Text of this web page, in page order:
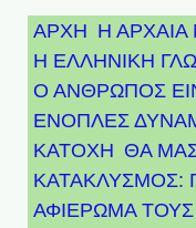
ΑΡΧΗ Η
Η ΕΛΛΗΝΙΚΗ
Ο ΑΝΘΡΩΠΟΣ
ΕΝΟΠΛΕΣ
ΚΑΤΟΧΗ ΘΑ
ΚΑΤΑΚΛΥΣΜΟΣ:
ΑΦΙΈΡΩΜΑ